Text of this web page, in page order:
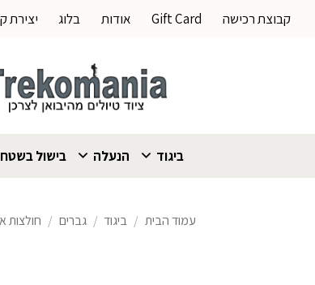
קבוצת רכישה Gift Card אודות בלוג יצירת
ביגוד הנעלה בישול בשטח
עמוד הבית / ביגוד / גברים / חולצות